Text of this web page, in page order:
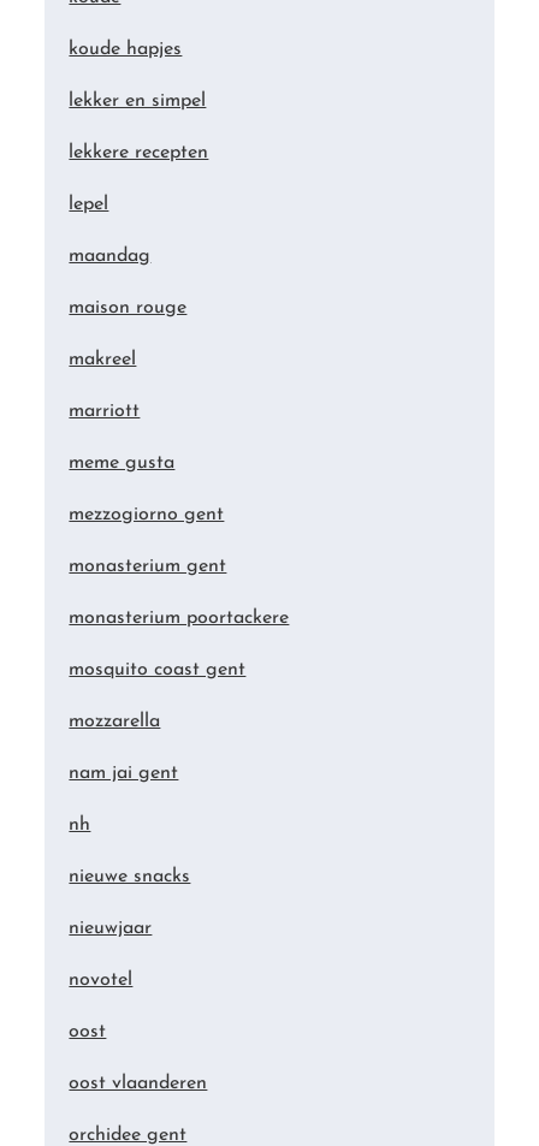
koude hapjes
lekker en simpel
lekkere recepten
lepel
maandag
maison rouge
makreel
marriott
meme gusta
mezzogiorno gent
monasterium gent
monasterium poortackere
mosquito coast gent
mozzarella
nam jai gent
nh
nieuwe snacks
nieuwjaar
novotel
oost
oost vlaanderen
orchidee gent